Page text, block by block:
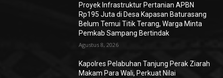
Proyek Infrastruktur Pertanian APBN
Rp195 Juta di Desa Kapasan Baturasang
Belum Temui Titik Terang, Warga Minta
Pemkab Sampang Bertindak
Agustus 8, 2026
Kapolres Pelabuhan Tanjung Perak Ziarah
Makam Para Wali, Perkuat Nilai